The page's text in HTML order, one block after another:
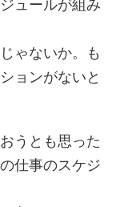
ュールが組み
ゃないか。も
ョンがないと
うとも思った
仕事のスケジ